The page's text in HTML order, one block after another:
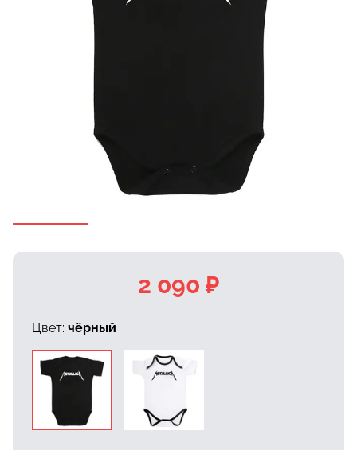
2 090 ₽
Цвет: чёрный